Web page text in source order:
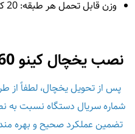
وزن قابل تحمل هر طبقه: 20 کیلوگرم
نصب یخچال کینو 60 سانتی پس از تحویل
پس از تحویل یخچال، لطفاً از
شماره سریال دستگاه نسبت به
تضمین عملکرد صحیح و بهره‌